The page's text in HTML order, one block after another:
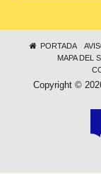
PORTADA
MAPA DEL
Copyright ©